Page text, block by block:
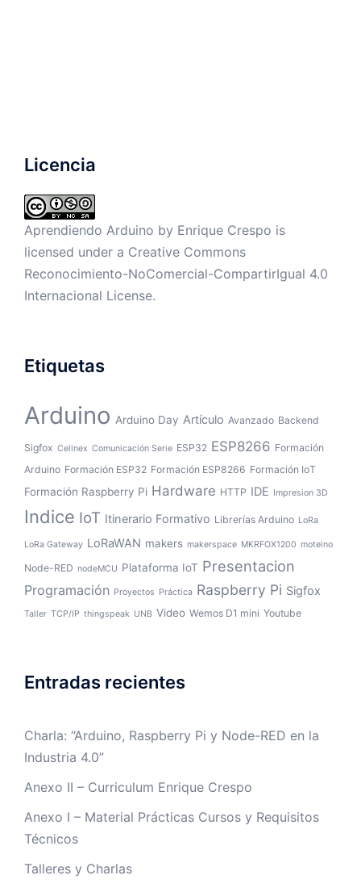
Licencia
Aprendiendo Arduino by Enrique Crespo is
licensed under a Creative Commons
Reconocimiento-NoComercial-CompartirIgual 4.0
Internacional License.
Etiquetas
Arduino Arduino Day Artículo Avanzado Backend
Sigfox Cellnex Comunicación Serie ESP32 ESP8266 Formación
Arduino Formación ESP32 Formación ESP8266 Formación IoT
Formación Raspberry Pi Hardware HTTP IDE Impresion 3D
Indice IoT Itinerario Formativo Librerías Arduino LoRa
LoRa Gateway LoRaWAN makers makerspace MKRFOX1200 moteino
Node-RED nodeMCU Plataforma IoT Presentacion
Programación Proyectos Práctica Raspberry Pi Sigfox
Taller TCP/IP thingspeak UNB Video Wemos D1 mini Youtube
Entradas recientes
Charla: “Arduino, Raspberry Pi y Node-RED en la
Industria 4.0”
Anexo II – Curriculum Enrique Crespo
Anexo I – Material Prácticas Cursos y Requisitos
Técnicos
Talleres y Charlas